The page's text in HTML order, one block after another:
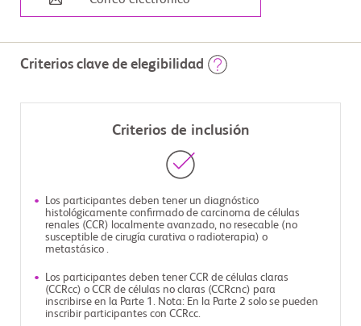
Criterios clave de elegibilidad
Criterios de inclusión
Los participantes deben tener un diagnóstico
histológicamente confirmado de carcinoma de células
renales (CCR) localmente avanzado, no resecable (no
susceptible de cirugía curativa o radioterapia) o
metastásico .
Los participantes deben tener CCR de células claras
(CCRcc) o CCR de células no claras (CCRcnc) para
inscribirse en la Parte 1. Nota: En la Parte 2 solo se pueden
inscribir participantes con CCRcc.